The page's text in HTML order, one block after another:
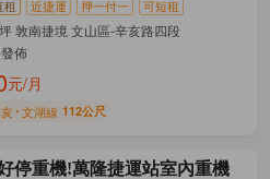
租 近捷運 押一付一 可短租
敦南捷境 文山區-辛亥路四段
佈
元/月
文湖線 112公尺
停重機!萬隆捷運站室內重機